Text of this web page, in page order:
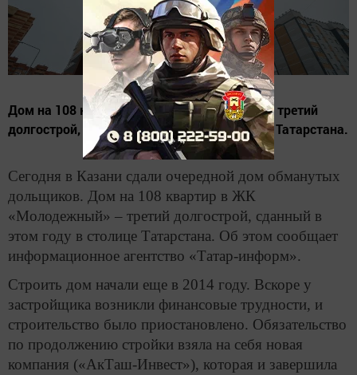
Дом на 108 квартир в ЖК «Молодежный» – третий
долгострой, сданный в этом году в столице Татарстана.
Сегодня в Казани сдали очередной дом обманутых
дольщиков. Дом на 108 квартир в ЖК
«Молодежный» – третий долгострой, сданный в
этом году в столице Татарстана. Об этом сообщает
информационное агентство «Татар-информ».
Строить дом начали еще в 2014 году. Вскоре у
застройщика возникли финансовые трудности, и
строительство было приостановлено. Обязательство
по продолжению стройки взяла на себя новая
компания («АкТаш-Инвест»), которая и завершила